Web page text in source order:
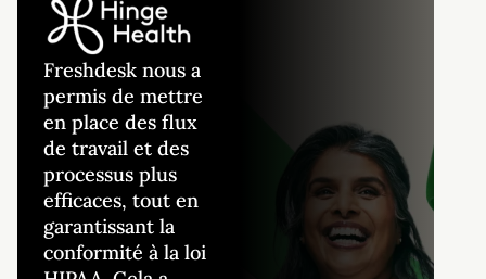
Freshdesk nous a
permis de mettre
en place des flux
de travail et des
processus plus
efficaces, tout en
garantissant la
conformité à la loi